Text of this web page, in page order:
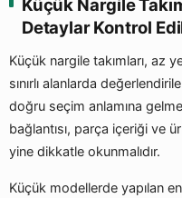
Küçük Nargile
Detaylar Kontrol
Küçük nargile takımları, az
sınırlı alanlarda
doğru seçim anlamına
bağlantısı, parça içeriği ve
yine dikkatle okunmalıdır.
Küçük modellerde yapılan